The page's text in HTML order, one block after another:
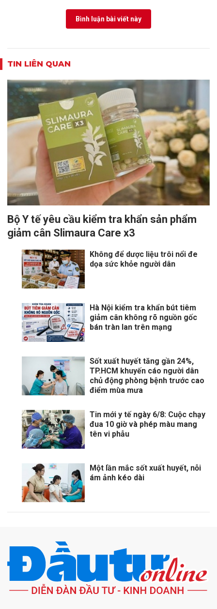
Bình luận bài viết này
TIN LIÊN QUAN
Bộ Y tế yêu cầu kiểm tra khẩn sản phẩm
giảm cân Slimaura Care x3
Không để dược liệu trôi nổi đe
dọa sức khỏe người dân
Hà Nội kiểm tra khẩn bút tiêm
giảm cân không rõ nguồn gốc
bán tràn lan trên mạng
Sốt xuất huyết tăng gần 24%,
TP.HCM khuyến cáo người dân
chủ động phòng bệnh trước cao
điểm mùa mưa
Tin mới y tế ngày 6/8: Cuộc chạy
đua 10 giờ và phép màu mang
tên vi phẫu
Một lần mắc sốt xuất huyết, nỗi
ám ảnh kéo dài